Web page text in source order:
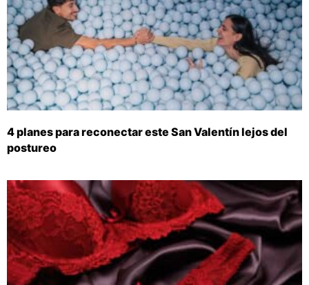
4 planes para reconectar este San Valentín lejos del
postureo